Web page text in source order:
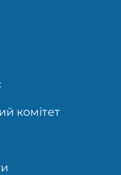
комітет